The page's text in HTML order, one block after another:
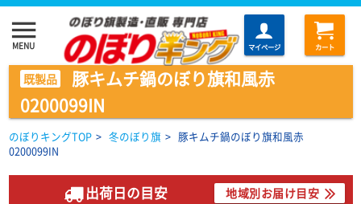
menu
MENU マイページ カート
既製品
豚キムチ鍋のぼり旗和風赤
0200099IN
のぼりキングTOP > 冬のぼり旗 > 豚キムチ鍋のぼり旗和風赤
0200099IN
出荷日の目安 地域別お届け目安